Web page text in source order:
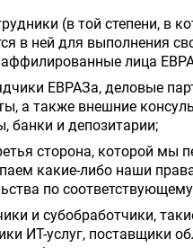
(в той степени, в
в ней для выполнения
аффилированные лица
ЕВРАЗа, деловые
а также внешние
банки и депозитарии;
сторона, которой мы
какие-либо наши
по
и субобработчики,
ИТ-услуг, поставщики